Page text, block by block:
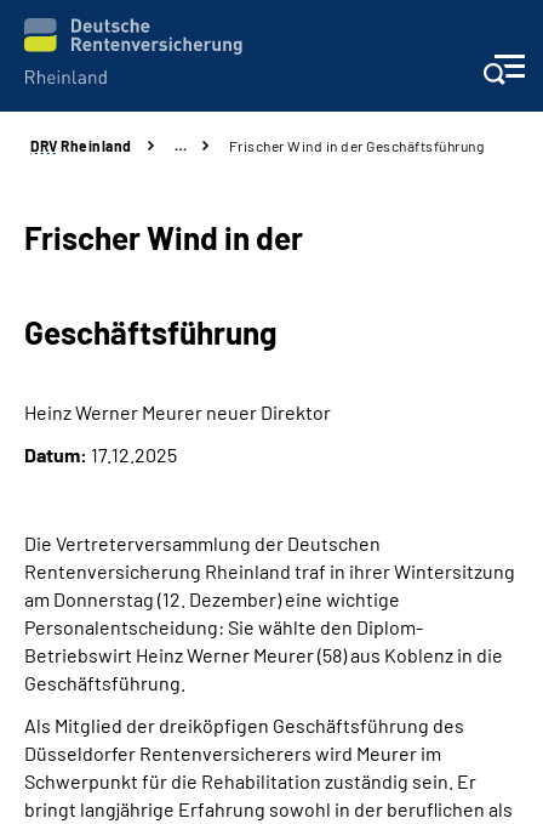
Aktuelles
Beratung und Kontakt
Presse
Inhalte in Gebärdensprache (DGS)
Leichte Sprache
Suche
DRV Rheinland … Frischer Wind in der Geschäftsführung
Frischer Wind in der
Geschäftsführung
Heinz Werner Meurer neuer Direktor
Datum: 17.12.2025
Die Vertreterversammlung der Deutschen
Rentenversicherung Rheinland traf in ihrer Wintersitzung
am Donnerstag (12. Dezember) eine wichtige
Personalentscheidung: Sie wählte den Diplom-
Betriebswirt Heinz Werner Meurer (58) aus Koblenz in die
Geschäftsführung.
Als Mitglied der dreiköpfigen Geschäftsführung des
Düsseldorfer Rentenversicherers wird Meurer im
Schwerpunkt für die Rehabilitation zuständig sein. Er
bringt langjährige Erfahrung sowohl in der beruflichen als